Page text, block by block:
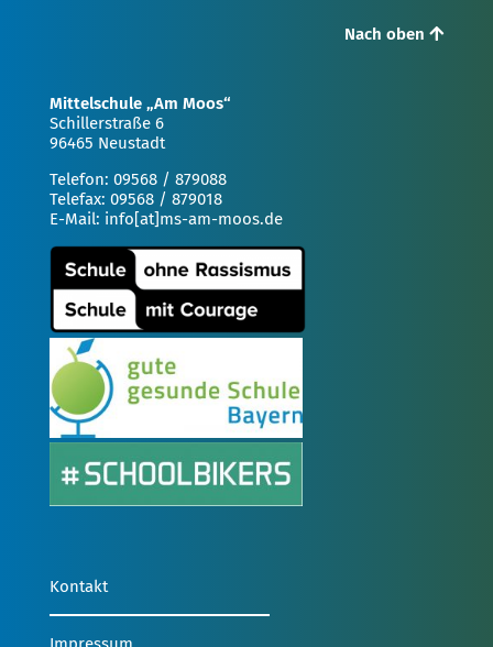
Nach oben
Mittelschule „Am Moos“
Schillerstraße 6
96465 Neustadt
Telefon: 09568 / 879088
Telefax: 09568 / 879018
E-Mail: info[at]ms-am-moos.de
Kontakt